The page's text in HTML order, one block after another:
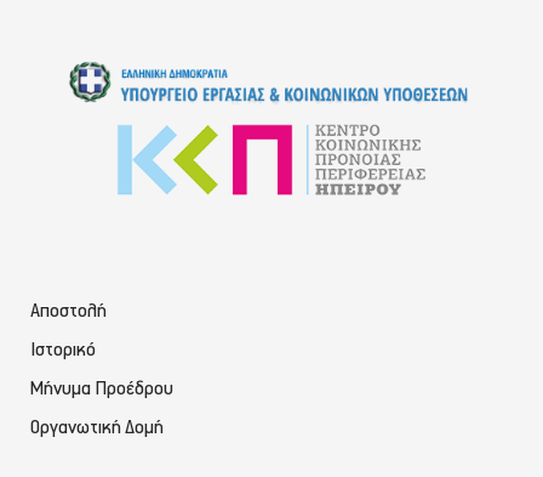
Αποστολή
Ιστορικό
Μήνυμα Προέδρου
Οργανωτική Δομή